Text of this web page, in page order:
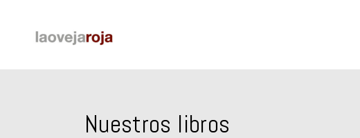
Nuestros libros